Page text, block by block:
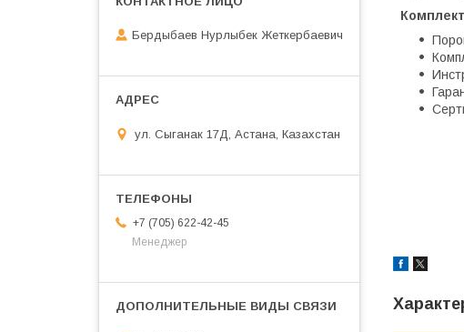
Бердыбаев Нурлыбек Жеткербаевич
ул. Сыганак 17Д, Астана, Казахстан
+7 (705) 622-42-45
Менеджер